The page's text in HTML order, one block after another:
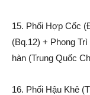
15. Phối Hợp Cốc
(Bq.12) + Phong
hàn (Trung Quốc
16. Phối Hậu Khê